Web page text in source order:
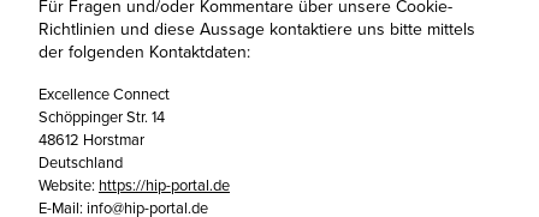
Für Fragen und/oder Kommentare über unsere Cookie-
Richtlinien und diese Aussage kontaktiere uns bitte mittels
der folgenden Kontaktdaten:
Excellence Connect
Schöppinger Str. 14
48612 Horstmar
Deutschland
Website: https://hip-portal.de
E-Mail: info@hip-portal.de